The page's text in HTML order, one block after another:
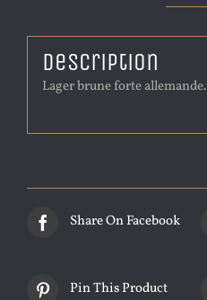
Description
Lager brune forte allemande.
Share On Facebook
Pin This Product